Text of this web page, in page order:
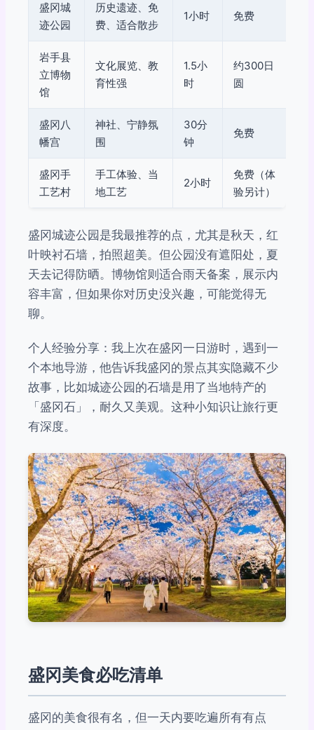
盛冈城
迹公园
历史遗迹、免
费、适合散步
1小时 免费
岩手县
立博物
馆
文化展览、教
育性强
1.5小
时
约300日
圆
盛冈八
幡宫
神社、宁静氛
围
30分
钟
免费
盛冈手
工艺村
手工体验、当
地工艺
2小时
免费（体
验另计）
盛冈城迹公园是我最推荐的点，尤其是秋天，红
叶映衬石墙，拍照超美。但公园没有遮阳处，夏
天去记得防晒。博物馆则适合雨天备案，展示内
容丰富，但如果你对历史没兴趣，可能觉得无
聊。
个人经验分享：我上次在盛冈一日游时，遇到一
个本地导游，他告诉我盛冈的景点其实隐藏不少
故事，比如城迹公园的石墙是用了当地特产的
「盛冈石」，耐久又美观。这种小知识让旅行更
有深度。
盛冈美食必吃清单
盛冈的美食很有名，但一天内要吃遍所有有点